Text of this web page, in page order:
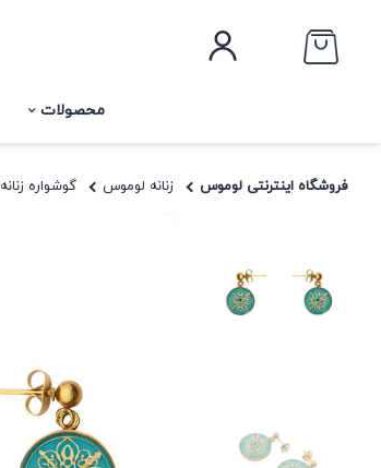
محصولات
فروشگاه اینترنتی لوموس زنانه لوموس گوشواره زنانه